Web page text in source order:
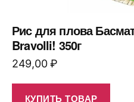
Рис для плова
Bravolli! 350г
249,00₽
КУПИТЬ ТОВАР